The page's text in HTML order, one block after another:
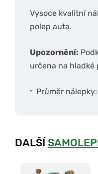
Vysoce kvalitní
polep auta.
Upozornění:
určena na hladké
Průměr
DALŠÍ